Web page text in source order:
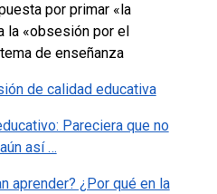
por primar «la
la «obsesión por el
de enseñanza
de calidad educativa
Pareciera que no
así …
aprender? ¿Por qué en la